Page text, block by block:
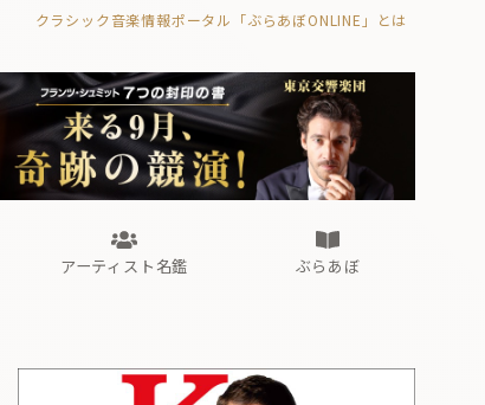
クラシック音楽情報ポータル「ぶらあぼONLINE」とは
アーティスト名鑑 ぶらあぼ
ぶらあぼブラス！
フォルテピアノ・オデッセイ